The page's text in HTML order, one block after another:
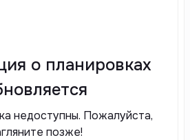
о планировках
недоступны. Пожалуйста,
позже!